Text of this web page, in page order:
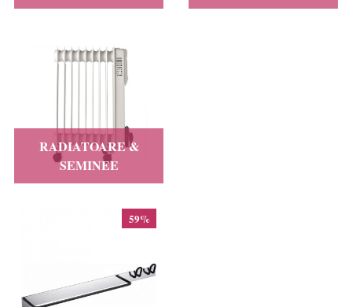
RADIATOARE &
SEMINEE
59%